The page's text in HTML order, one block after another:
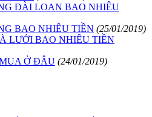
ĐÀI LOAN BAO NHIÊU
BAO NHIÊU TIỀN (25/01/2019)
LƯỚI BAO NHIÊU TIỀN
Ở ĐÂU (24/01/2019)